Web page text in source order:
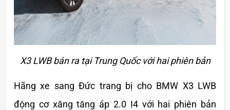
X3 LWB bán ra tại Trung Quốc với hai phiên bản
Hãng xe sang Đức trang bị cho BMW X3 LWB
động cơ xăng tăng áp 2.0 I4 với hai phiên bản